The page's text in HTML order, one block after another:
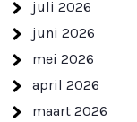
juli 2026
juni 2026
mei 2026
april 2026
maart 2026